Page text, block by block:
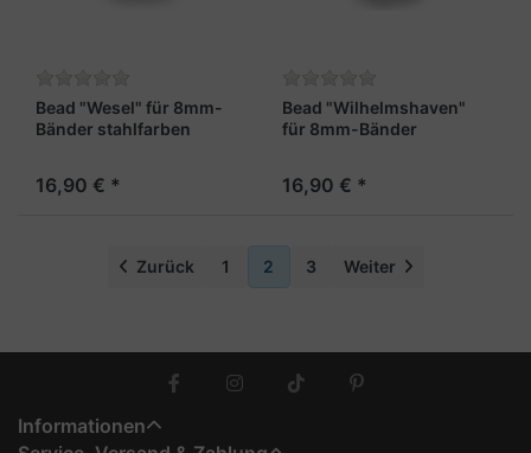
Bead "Wesel" für 8mm-
Bänder stahlfarben
16,90 € *
Bead "Wilhelmshaven"
für 8mm-Bänder
16,90 € *
Zurück 1 2 3 Weiter
Informationen